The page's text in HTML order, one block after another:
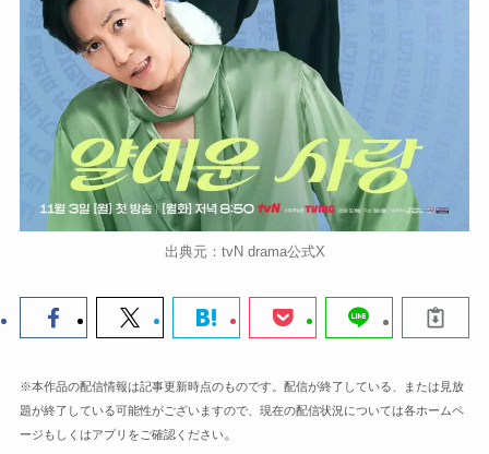
出典元：tvN drama公式X
※本作品の配信情報は記事更新時点のものです。配信が終了している、または見放
題が終了している可能性がございますので、現在の配信状況については各ホームペ
ージもしくはアプリをご確認ください。